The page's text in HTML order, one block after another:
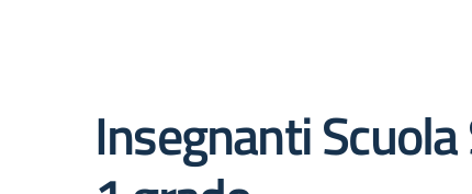
Insegnanti